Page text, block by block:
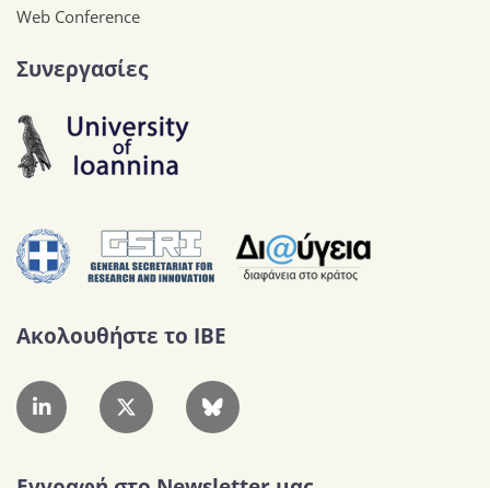
Web Conference
Συνεργασίες
Ακολουθήστε το IBE